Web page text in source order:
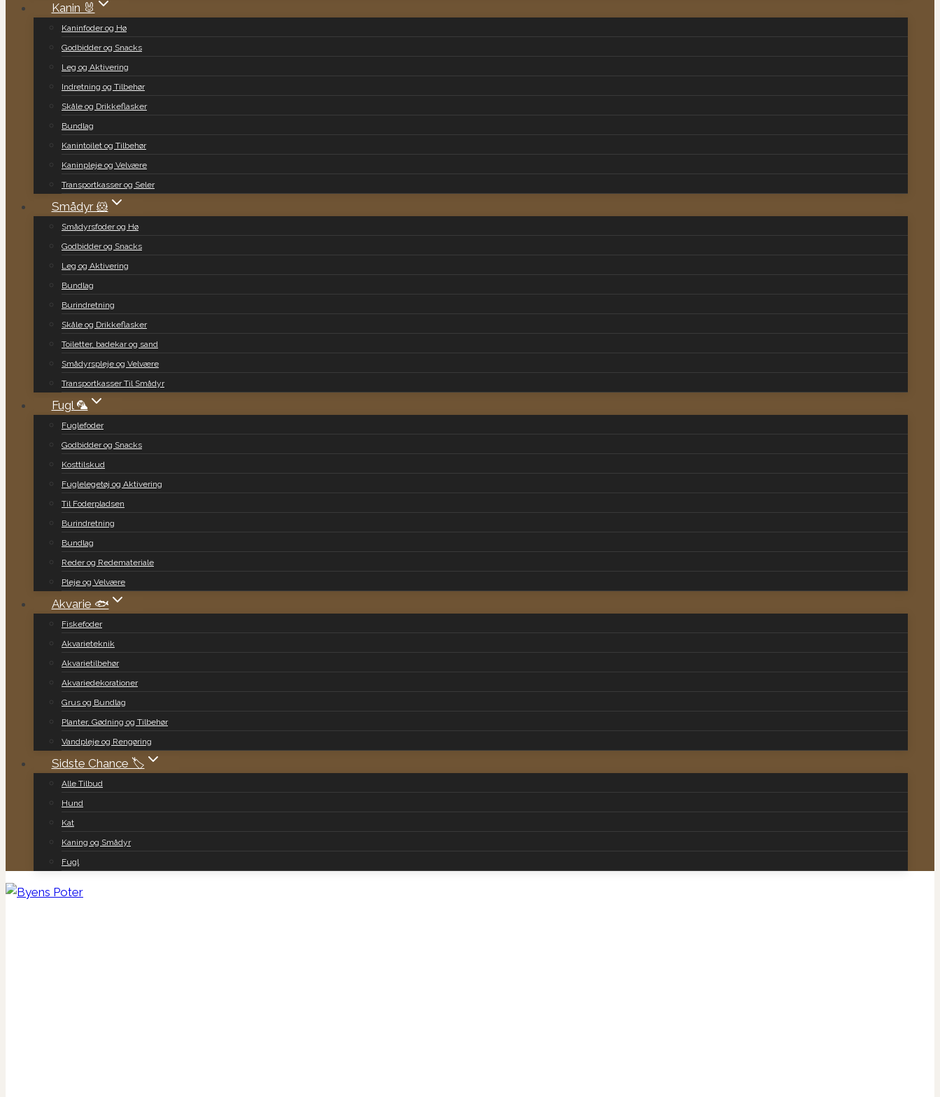
Kanin 🐰
Kaninfoder og Hø
Godbidder og Snacks
Leg og Aktivering
Indretning og Tilbehør
Skåle og Drikkeflasker
Bundlag
Kanintoilet og Tilbehør
Kaninpleje og Velvære
Transportkasser og Seler
Smådyr 🐹
Smådyrsfoder og Hø
Godbidder og Snacks
Leg og Aktivering
Bundlag
Burindretning
Skåle og Drikkeflasker
Toiletter, badekar og sand
Smådyrspleje og Velvære
Transportkasser Til Smådyr
Fugl 🦜
Fuglefoder
Godbidder og Snacks
Kosttilskud
Fuglelegetøj og Aktivering
Til Foderpladsen
Burindretning
Bundlag
Reder og Redemateriale
Pleje og Velvære
Akvarie 🐟
Fiskefoder
Akvarieteknik
Akvarietilbehør
Akvariedekorationer
Grus og Bundlag
Planter, Gødning og Tilbehør
Vandpleje og Rengøring
Sidste Chance 🏷️
Alle Tilbud
Hund
Kat
Kaning og Smådyr
Fugl